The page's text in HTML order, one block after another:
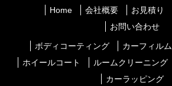
Home 会社概要 お見積り
お問い合わせ
ボディコーティング カーフィルム
ホイールコート
ルームクリーニング
カーラッピング